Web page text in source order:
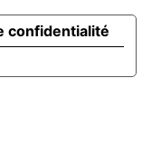
confidentialité